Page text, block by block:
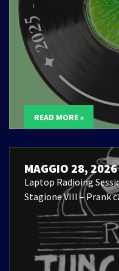
READ MORE »
MAGGIO 28, 2026
Laptop Radioing
Stagione VIII – Prank